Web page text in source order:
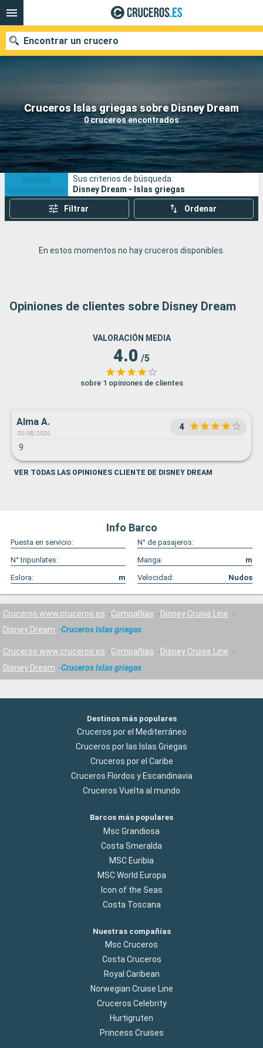
Cruceros Islas griegas sobre Disney Dream
0 cruceros encontrados
Encontrar un crucero
Nuestros destinos
Fecha de salida
Puertos Compañías
Buscar
Sus criterios de búsqueda:
Disney Dream - Islas griegas
Filtrar Ordenar
En estos momentos no hay cruceros disponibles.
Opiniones de clientes sobre Disney Dream
VALORACIÓN MEDIA
4.0 /5
sobre 1 opiniones de clientes
Alma A.
03/08/2026
4
9
VER TODAS LAS OPINIONES CLIENTE DE DISNEY DREAM
Info Barco
Puesta en servicio:
N° de pasajeros:
N° tripunlates:
Manga:
m
Eslora:
m Velocidad: Nudos
Cruceros www.cruceros.es Compañías
Disney Cruise Line
Disney Dream
Cruceros Islas griegas
Cruceros www.cruceros.es Compañías
Disney Cruise Line
Disney Dream
Cruceros Islas griegas
Destinos más populares
Cruceros por el Mediterráneo
Cruceros por las Islas Griegas
Cruceros por el Caribe
Cruceros Flordos y Escandinavia
Cruceros Vuelta al mundo
Barcos más populares
Msc Grandiosa
Costa Smeralda
MSC Euribia
MSC World Europa
Icon of the Seas
Costa Toscana
Nuestras compañías
Msc Cruceros
Costa Cruceros
Royal Caribean
Norwegian Cruise Line
Cruceros Celebrity
Hurtigruten
Princess Cruises